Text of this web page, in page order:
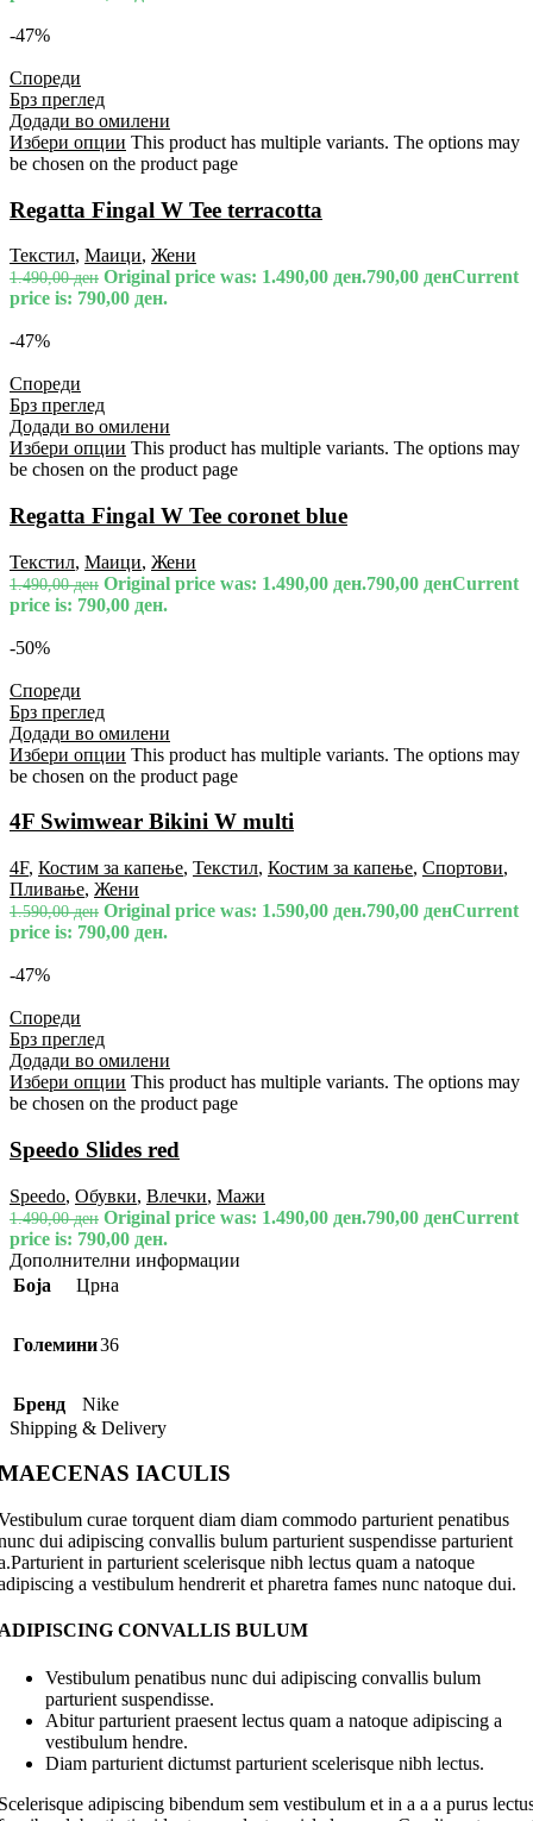
-47%
Спореди
Брз преглед
Додади во омилени
Избери опции This product has multiple variants. The options may
be chosen on the product page
Regatta Fingal W Tee terracotta
Текстил, Маици, Жени
1.490,00ден Original price was: 1.490,00 ден.790,00 денCurrent
price is: 790,00 ден.
-47%
Спореди
Брз преглед
Додади во омилени
Избери опции This product has multiple variants. The options may
be chosen on the product page
Regatta Fingal W Tee coronet blue
Текстил, Маици, Жени
1.490,00ден Original price was: 1.490,00 ден.790,00 денCurrent
price is: 790,00 ден.
-50%
Спореди
Брз преглед
Додади во омилени
Избери опции This product has multiple variants. The options may
be chosen on the product page
4F Swimwear Bikini W multi
4F, Костим за капење, Текстил, Костим за капење, Спортови,
Пливање, Жени
1.590,00ден Original price was: 1.590,00 ден.790,00 денCurrent
price is: 790,00 ден.
-47%
Спореди
Брз преглед
Додади во омилени
Избери опции This product has multiple variants. The options may
be chosen on the product page
Speedo Slides red
Speedo, Обувки, Влечки, Мажи
1.490,00ден Original price was: 1.490,00 ден.790,00 денCurrent
price is: 790,00 ден.
Дополнителни информации
Боја
Црна
Големини36
Бренд
Nike
Shipping & Delivery
IACULIS
curae torquent diam diam commodo parturient penatibus
dui adipiscing convallis bulum parturient suspendisse parturient
in parturient scelerisque nibh lectus quam a natoque
a vestibulum hendrerit et pharetra fames nunc natoque dui.
CONVALLIS BULUM
Vestibulum penatibus nunc dui adipiscing convallis bulum
parturient suspendisse.
Abitur parturient praesent lectus quam a natoque adipiscing a
vestibulum hendre.
Diam parturient dictumst parturient scelerisque nibh lectus.
adipiscing bibendum sem vestibulum et in a a a purus